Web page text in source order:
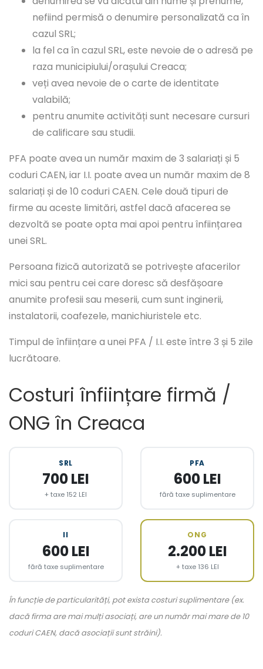
nefiind permisă o denumire personalizată ca în
cazul SRL;
la fel ca în cazul SRL, este nevoie de o adresă pe
raza municipiului/orașului Creaca;
veți avea nevoie de o carte de identitate
valabilă;
pentru anumite activități sunt necesare cursuri
de calificare sau studii.
PFA poate avea un număr maxim de 3 salariați și 5
coduri CAEN, iar I.I. poate avea un număr maxim de 8
salariați și de 10 coduri CAEN. Cele două tipuri de
firme au aceste limitări, astfel dacă afacerea se
dezvoltă se poate opta mai apoi pentru înființarea
unei SRL.
Persoana fizică autorizată se potrivește afacerilor
mici sau pentru cei care doresc să desfășoare
anumite profesii sau meserii, cum sunt inginerii,
instalatorii, coafezele, manichiuristele etc.
Timpul de înființare a unei PFA / I.I. este între 3 și 5 zile
lucrătoare.
Costuri înființare firmă /
ONG în Creaca
SRL
700 LEI
+ taxe 152 LEI
PFA
600 LEI
fără taxe suplimentare
II
600 LEI
fără taxe suplimentare
ONG
2.200 LEI
+ taxe 136 LEI
În funcție de particularități, pot exista costuri suplimentare (ex.
dacă firma are mai mulți asociați, are un număr mai mare de 10
coduri CAEN, dacă asociații sunt străini).